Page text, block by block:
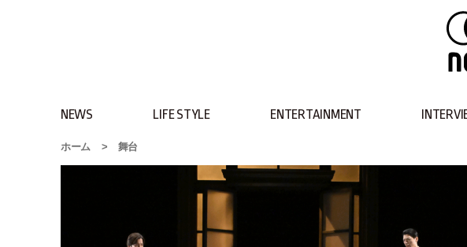
NEWS LIFE STYLE ENTERTAINMENT
ホーム > 舞台